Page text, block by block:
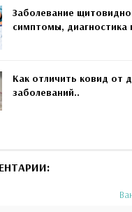
Заболевание
симптомы, диагностика
Как отличить ковид от
заболеваний..